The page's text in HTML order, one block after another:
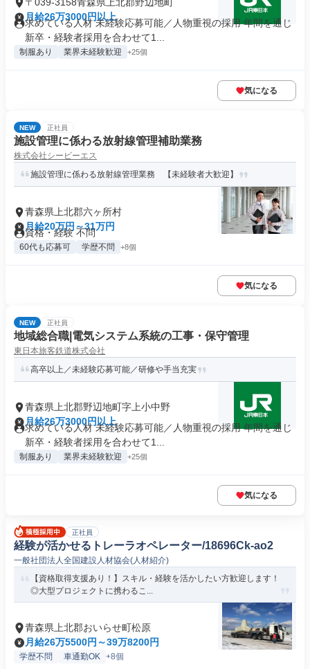
月給26万3000円以上
求めている人材 未経験応募可能／人物重視の採用 年間を通じ
新卒・経験者採用を合わせて1...
制服あり 業界未経験歓迎 +25個
気になる
NEW 正社員
施設管理に係わる放射線管理補助業務
株式会社シービーエス
施設管理に係わる放射線管理業務 【未経験者大歓迎】
青森県上北郡六ヶ所村
月給20万円～31万円
資格・経験 不問
60代も応募可 学歴不問 +8個
気になる
NEW 正社員
地域総合職|電気システム系統の工事・保守管理
東日本旅客鉄道株式会社
高卒以上／未経験応募可能／研修や手当充実
青森県上北郡野辺地町字上小中野
月給26万3000円以上
求めている人材 未経験応募可能／人物重視の採用 年間を通じ
新卒・経験者採用を合わせて1...
制服あり 業界未経験歓迎 +25個
気になる
正社員
経験が活かせるトレーラオペレーター/18696Ck-ao2
一般社団法人全国建設人材協会(人材紹介)
【資格取得支援あり！】スキル・経験を活かしたい方歓迎します！
◎大型プロジェクトに携わるこ...
青森県上北郡おいらせ町松原
月給26万5500円～39万8200円
学歴不問 車通勤OK +8個